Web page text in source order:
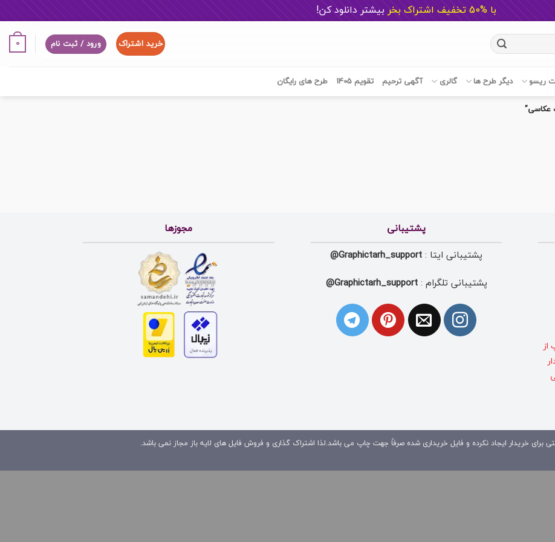
با %50 تخفیف اشتراک بخر بیشتر دانلود کن!
خرید اشتراک ورود / ثبت نام 0
ریسو دیگر طرح ها گالری آگهی ترحیم تقویم 1405 طرح های رایگان
عکاسی”
از
پشتیبانی
پشتیبانی ایتا : Graphictarh_support@
پشتیبانی تلگرام :Graphictarh_support@
مجوزها
برای خریدار ایجاد نکرده و فایل خریداری شده صرفاً جهت چاپ می باشد.لذا اشتراک گذاری و فروش فایل های لایه باز مجاز نمی باشد.